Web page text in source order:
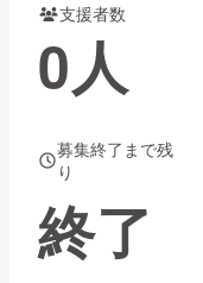
Creation
支援者数
0人
募集終了まで残
り
終了